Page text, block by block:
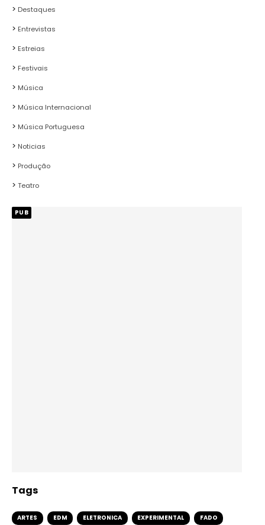
Destaques
Entrevistas
Estreias
Festivais
Música
Música Internacional
Música Portuguesa
Noticias
Produção
Teatro
PUB
Tags
ARTES EDM ELETRONICA EXPERIMENTAL FADO